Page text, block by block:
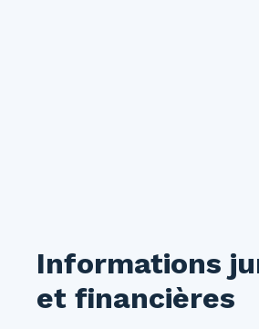
Informations
et financières